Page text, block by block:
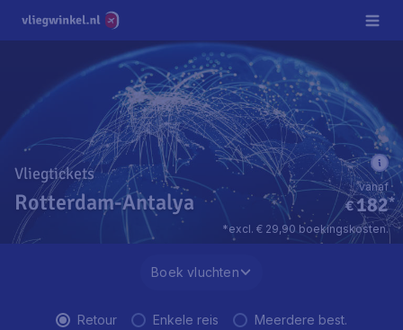
Vliegtickets
Rotterdam-Antalya €182*
vanaf
*excl. € 29,90 boekingskosten.
Boek vluchten
Retour Enkele reis Meerdere best.